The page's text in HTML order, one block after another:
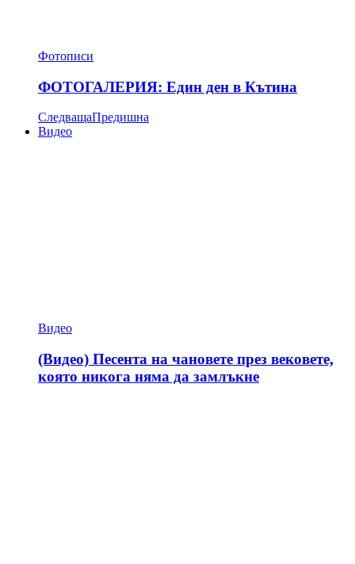
Фотописи
ФОТОГАЛЕРИЯ: Един ден в Кътина
СледващаПредишна
Видео
Видео
(Видео) Песента на чановете през вековете,
която никога няма да замлъкне